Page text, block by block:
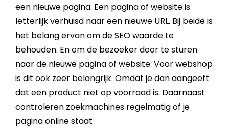
een nieuwe pagina. Een pagina of websiteis
letterlijk verhuisd naar een nieuwe URL. Bij beide is
het belang ervan om deSEOwaarde te
behouden. En om de bezoeker door te sturen
naar de nieuwe pagina of website. Voorwebshop
is dit ook zeer belangrijk. Omdat je dan aangeeft
dat een product niet op voorraad is. Daarnaast
controleren zoekmachines regelmatig of je
pagina online staat